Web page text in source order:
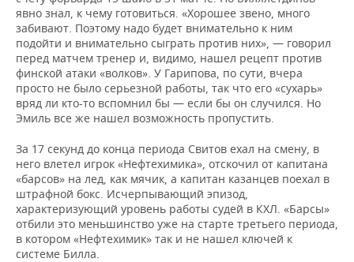
явно знал, к чему готовиться. «Хорошее звено, много
забивают. Поэтому надо будет внимательно к ним
подойти и внимательно сыграть против них», — говорил
перед матчем тренер и, видимо, нашел рецепт против
финской атаки «волков». У Гарипова, по сути, вчера
просто не было серьезной работы, так что его «сухарь»
вряд ли кто-то вспомнил бы — если бы он случился. Но
Эмиль все же нашел возможность пропустить.
За 17 секунд до конца периода Свитов ехал на смену, в
него влетел игрок «Нефтехимика», отскочил от капитана
«барсов» на лед, как мячик, а капитан казанцев поехал в
штрафной бокс. Исчерпывающий эпизод,
характеризующий уровень работы судей в КХЛ. «Барсы»
отбили это меньшинство уже на старте третьего периода,
в котором «Нефтехимик» так и не нашел ключей к
системе Билла.